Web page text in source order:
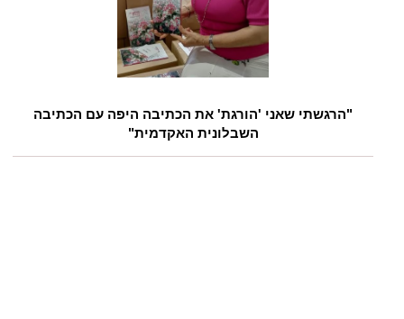
"הרגשתי שאני 'הורגת' את הכתיבה היפה עם הכתיבה
השבלונית האקדמית"